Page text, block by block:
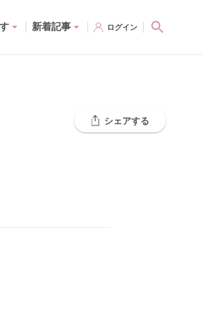
新着記事 ログイン
シェアする